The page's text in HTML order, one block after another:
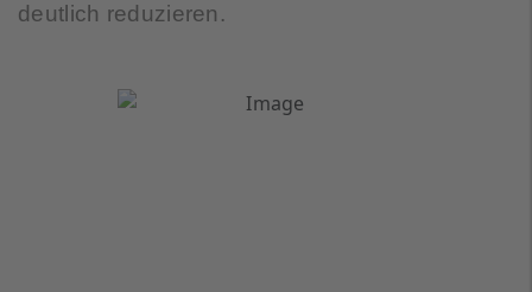
deutlich reduzieren.